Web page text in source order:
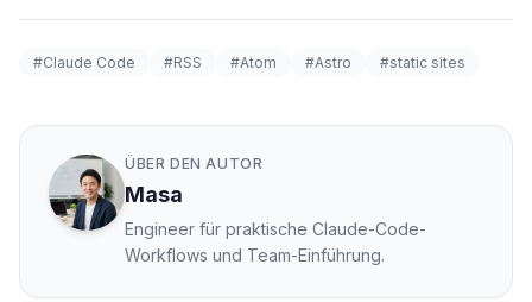
#Claude Code #RSS #Atom #Astro #static sites
ÜBER DEN AUTOR
Masa
Engineer für praktische Claude-Code-
Workflows und Team-Einführung.